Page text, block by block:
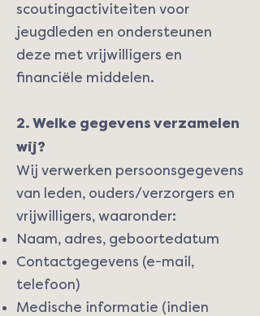
scoutingactiviteiten voor
jeugdleden en ondersteunen
deze met vrijwilligers en
financiële middelen.
2. Welke gegevens verzamelen
wij?
Wij verwerken persoonsgegevens
van leden, ouders/verzorgers en
vrijwilligers, waaronder:
Naam, adres, geboortedatum
Contactgegevens (e-mail,
telefoon)
Medische informatie (indien